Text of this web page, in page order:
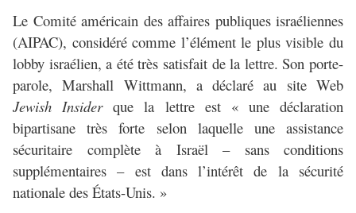
Le Comité américain des affaires publiques israéliennes
(AIPAC), considéré comme l’élément le plus visible du
lobby israélien, a été très satisfait de la lettre. Son porte-
parole, Marshall Wittmann, a déclaré au site Web
Jewish Insiderque la lettre est « une déclaration
bipartisane très forte selon laquelle une assistance
sécuritaire complète à Israël – sans conditions
supplémentaires – est dans l’intérêt de la sécurité
nationale des États-Unis. »